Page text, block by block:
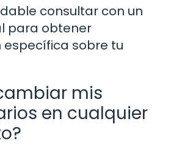
consultar con un
para obtener
sobre tu
mis
en cualquier